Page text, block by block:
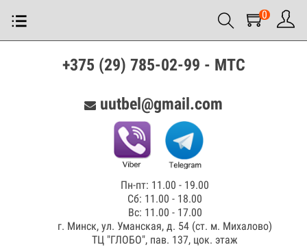
0
+375 (29) 785-02-99 - МТС
uutbel@gmail.com
Пн-пт: 11.00 - 19.00
Сб: 11.00 - 18.00
Вс: 11.00 - 17.00
г. Минск, ул. Уманская, д. 54 (ст. м. Михалово)
ТЦ "ГЛОБО", пав. 137, цок. этаж